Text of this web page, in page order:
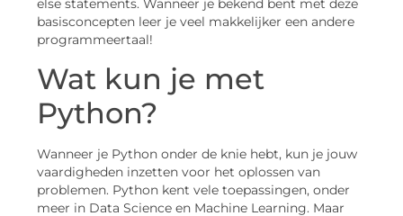
else statements. Wanneer je bekend bent met deze
basisconcepten leer je veel makkelijker een andere
programmeertaal!
Wat kun je met
Python?
Wanneer je Python onder de knie hebt, kun je jouw
vaardigheden inzetten voor het oplossen van
problemen. Python kent vele toepassingen, onder
meer in Data Science en Machine Learning. Maar